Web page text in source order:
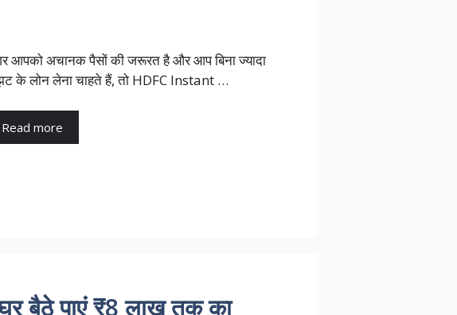
आपको अचानक पैसों की जरूरत है और आप बिना ज्यादा
के लोन लेना चाहते हैं, तो HDFC Instant …
Read more
बैठे पाएं ₹8 लाख तक का